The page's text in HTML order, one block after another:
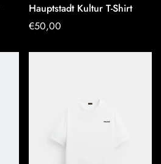
OPTIONEN
AUSWÄHLEN
Hauptstadt Kultur T-Shirt
Regulärer
€50,00